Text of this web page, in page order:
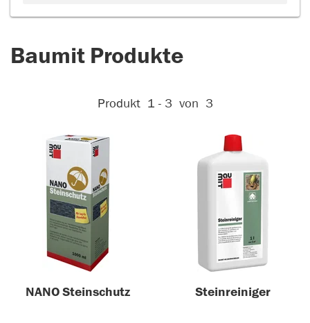
Baumit Produkte
Aktive Filter:
Produkt 1 - 3 von 3
NANO Steinschutz Steinreiniger